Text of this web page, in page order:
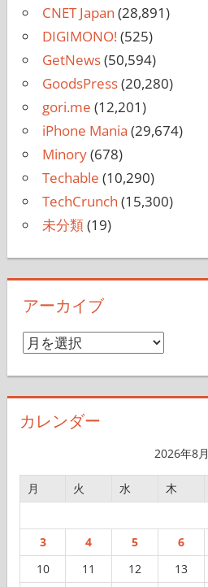
CNET Japan (28,891)
DIGIMONO!(525)
GetNews(50,594)
GoodsPress(20,280)
gori.me (12,201)
iPhone Mania (29,674)
Minory(678)
Techable (10,290)
TechCrunch (15,300)
未分類(19)
アーカイブ
ア
イ
カレンダー
2026年8月
月 火 水 木
3
4 5 6
10
11 12 13